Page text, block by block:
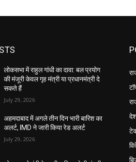
लोकसभा में राहुल गांधी का दावा: बल प्रयोग
की मंजूरी केवल गृह मंत्री या प्रधानमंत्री दे
सकते हैं
July 29, 2026
अहमदाबाद में अगले तीन दिन भारी बारिश का
अलर्ट, IMD ने जारी किया रेड अलर्ट
July 29, 2026